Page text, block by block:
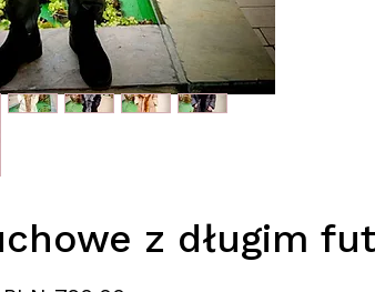
z długim